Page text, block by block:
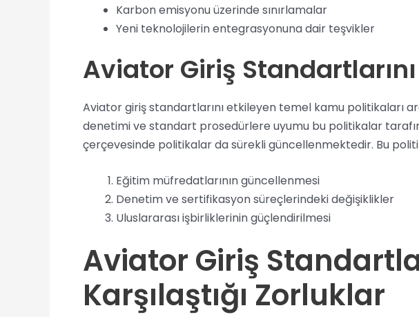
Karbon emisyonu üzerinde sınırlamalar
Yeni teknolojilerin entegrasyonuna dair teşvikler
Aviator Giriş
Aviator giriş standartlarını etkileyen temel kamu politikaları
denetimi ve standart prosedürlere uyumu bu politikalar
çerçevesinde politikalar da sürekli güncellenmektedir. Bu
Eğitim müfredatlarının güncellenmesi
Denetim ve sertifikasyon süreçlerindeki değişiklikler
Uluslararası işbirliklerinin güçlendirilmesi
Aviator Giriş
Karşılaştığı Zorluklar